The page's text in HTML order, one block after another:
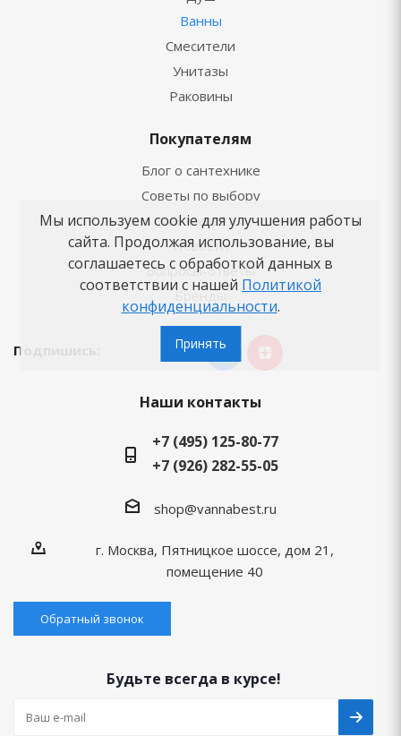
Ванны
Смесители
Унитазы
Раковины
Покупателям
Блог о сантехнике
Советы по выбору
Как заказать
Новости
Вопросы-ответы
Бренды
Подпишись:
Наши контакты
+7 (495) 125-80-77
+7 (926) 282-55-05
shop@vannabest.ru
г. Москва, Пятницкое шоссе, дом 21,
помещение 40
Обратный звонок
Будьте всегда в курсе!
Мы используем cookie для улучшения работы
сайта. Продолжая использование, вы
соглашаетесь с обработкой данных в
соответствии с нашей Политикой
конфиденциальности.
Принять